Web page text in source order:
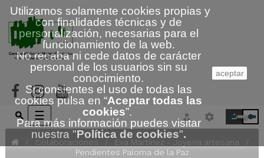
Navegación
de
palanca
☰ 0
Colaboraciones
Eva Martínez - Joyería artesana
Pendientes Paloma de la Paz
Utilizamos solamente cookies propias y
con finalidades técnicas y de
personalización, necesarias para el
funcionamiento de la web.
No recaba ni cede datos de carácter
personal de los usuarios sin su
conocimiento.
Si consientes el uso de todas las
cookies pulsa en “Aceptar todas las
cookies”.
Para más información puedes visitar
nuestra "Política de cookies".
aceptar